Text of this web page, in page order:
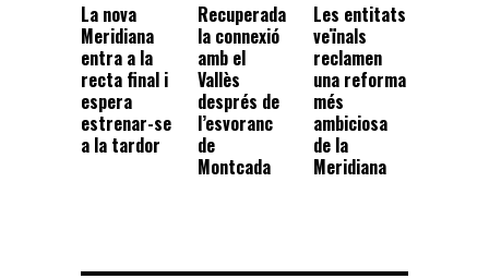
La nova
Meridiana
entra a la
recta final i
espera
estrenar-se
a la tardor
Recuperada
la connexió
amb el
Vallès
després de
l’esvoranc
de
Montcada
Les entitats
veïnals
reclamen
una reforma
més
ambiciosa
de la
Meridiana